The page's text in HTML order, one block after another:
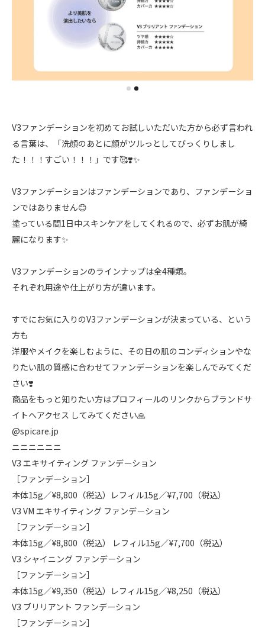
V3ファンデーションを初めてお試しいただいた方から必ず言われ
る言葉は、「洗顔のあとに顔がツルっとしてびっくりしまし
た！！！すごい！！！」です🥰❣️✨
V3ファンデーションはファンデーションであり、ファンデーショ
ンではありません😊
塗っている間1日中スキンケアをしてくれるので、必ずお肌が綺
麗になります✨
V3ファンデーションのラインナップは全4種類。
それぞれ用途や仕上がり方が違います。
すでにお気に入りのV3ファンデーションが決まっている、という
方も
洋服やメイクを楽しむように、その日の肌のコンディションやな
りたい肌の質感に合わせてファンデーションを楽しんでみてくだ
さい❣️
商品をもっと知りたい方はプロフィールのリンクからブランドサ
イトヘアクセス してみてください🙏
@spicare.jp
ニニニニニニ
V3 エキサイティング ファンデーション
［ファンデーション］
本体15g／¥8,800（税込）レフィル15g／¥7,700（税込）
V3 VM エキサイティング ファンデーション
［ファンデーション］
本体15g／¥8,800（税込） レフィル15g／¥7,700（税込）
V3 シャイニング ファンデーション
［ファンデーション］
本体15g／¥9,350（税込）レフィル15g／¥8,250（税込）
V3 ブリリアント ファンデーション
［ファンデーション］